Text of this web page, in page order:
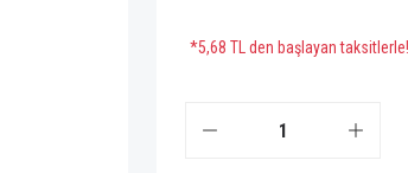
*5,68 TL den başlayan taksitlerle!